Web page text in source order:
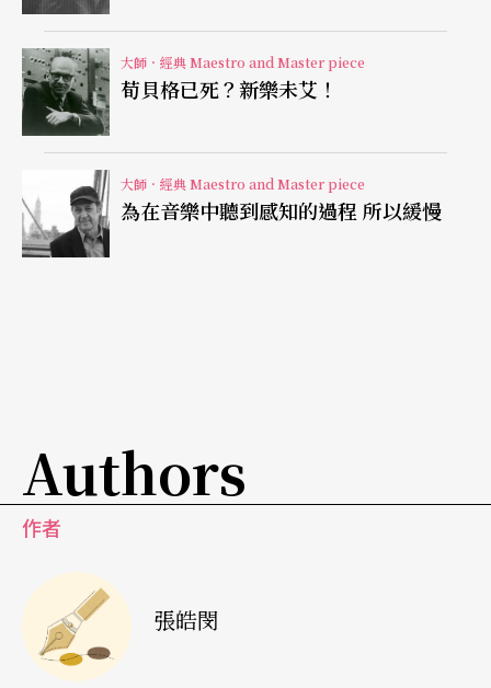
之歌》Das klagende Lied
利，讓他「不得不」轉而投身指揮事業以維持生
計；這也是許多傳記作者認為馬勒人生大不順的論
調。看似屈就現實（指揮），馬勒其實從未忘卻理
想（作曲），甚而，指揮的歷練和其所帶來的財富
與地位，在各方面都對他的創作產生莫大的助益。
正如達努瑟（Hermann Danuser）在〈馬勒的世紀
晚年連串事件 造就悲劇形象
的確，若非長期在劇院裡打滾，他的創作又如何精
親密的接觸，另一方面也幫助他熟習無數過去和當
代的大師之作。這無疑是他作曲技法得以不斷進步
大師．經典 Maestro and Master piece
荀貝格已死？新樂未艾！
大師．經典 Maestro and Master piece
為在音樂中聽到感知的過程 所以緩慢
Authors
作者
張皓閔